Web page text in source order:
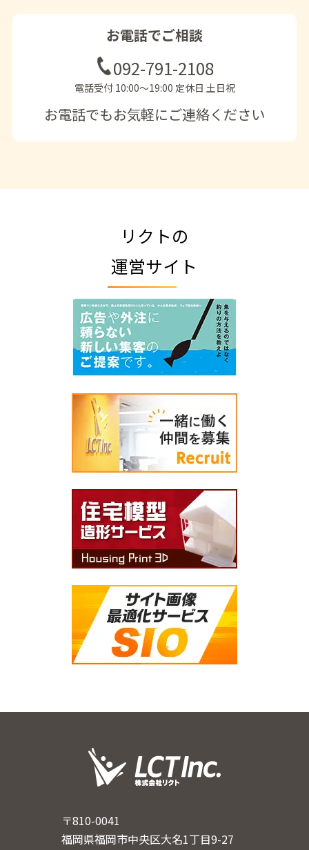
お電話でご相談
092-791-2108
電話受付 10:00〜19:00 定休日 土日祝
お電話でもお気軽にご連絡ください
リクトの
運営サイト
〒810-0041
福岡県福岡市中央区大名1丁目9-27